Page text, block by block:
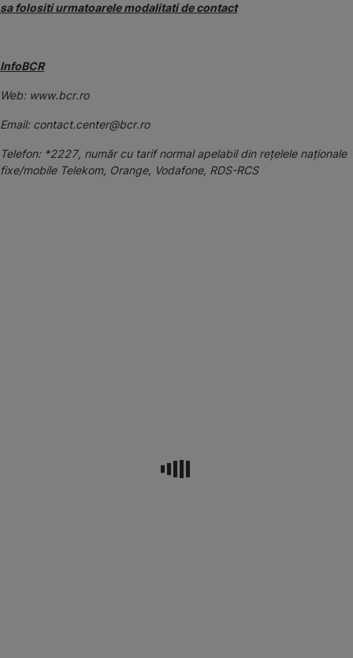
sa folositi urmatoarele modalitati de contact
InfoBCR
Web: www.bcr.ro
Email: contact.center@bcr.ro
Telefon: *2227, număr cu tarif normal apelabil din rețelele naționale
fixe/mobile Telekom, Orange, Vodafone, RDS-RCS